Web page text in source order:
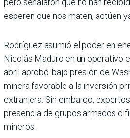
pero señalaron que no han
esperen que nos maten, actúen
Rodríguez asumió el poder en
Nicolás Maduro en un operativo
abril aprobó, bajo presión de
minera favorable a la inversión
extranjera. Sin embargo,
presencia de grupos armados
mineros.